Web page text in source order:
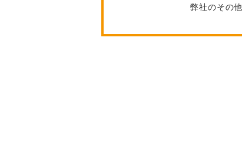
弊社のその